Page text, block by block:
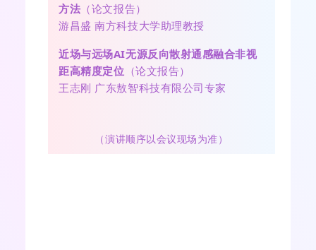
方法 （论文报告）
游昌盛 南方科技大学助理教授
近场与远场AI无源反向散射通感融合非视
距高精度定位 （论文报告）
王志刚 广东敖智科技有限公司专家
（演讲顺序以会议现场为准）